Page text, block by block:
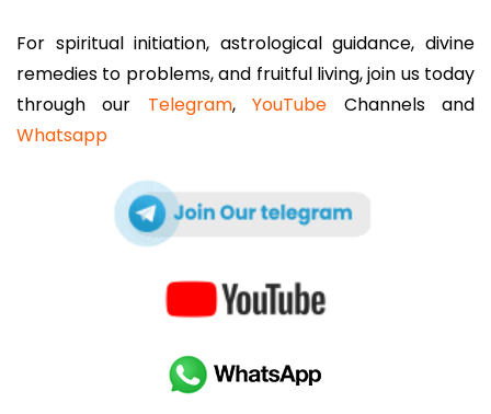
For spiritual initiation, astrological guidance, divine
remedies to problems, and fruitful living, join us today
through our Telegram,YouTube Channels and
Whatsapp